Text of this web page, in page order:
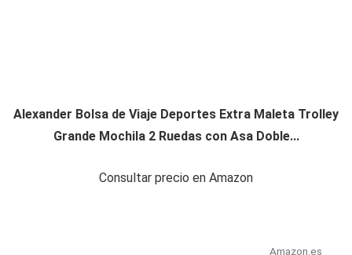
Alexander Bolsa de Viaje Deportes Extra Maleta Trolley
Grande Mochila 2 Ruedas con Asa Doble...
Consultar precio en Amazon
Amazon.es